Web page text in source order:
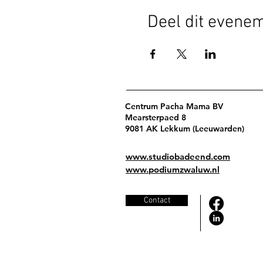
Deel dit
Centrum Pacha Mama BV
Mearsterpaed 8
9081 AK Lekkum (Leeuwarden)
www.studiobadeend.com
www.podiumzwaluw.nl
Contact